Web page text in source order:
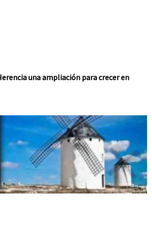
una ampliación para crecer en